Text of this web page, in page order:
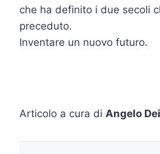
che ha definito i due secoli
preceduto.
Inventare un nuovo futuro.
Articolo a cura di Angelo